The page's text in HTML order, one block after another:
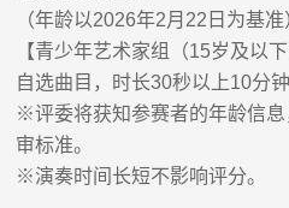
（年龄以2026年2月22日为基准
【青少年艺术家组（15岁及以
自选曲目，时长30秒以上10分
※评委将获知参赛者的年龄信
审标准。
※演奏时间长短不影响评分。